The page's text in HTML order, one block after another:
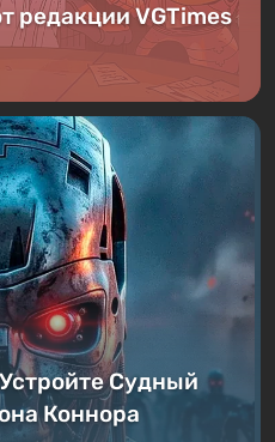
редакции VGTimes
Судный
Коннора